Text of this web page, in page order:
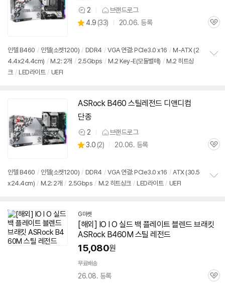
상
품
2 브랜드로그
별
4.9 (상
뷰
33) 20.06. 등록
관
인텔 B460 / 인텔(소켓1200) / DDR4 / VGA 연결: PCIe3.0 x16 / M-ATX (2
4.4x24.4cm) / M.2: 2개 / 2.5Gbps / M.2 Key-E(모듈별매) / M.2 히트싱
크 / LED라이트 / UEFI
ASRock B460 스틸레전드 디앤디컴
단종
상
품
2 브랜드로그
별
3.0 (상
2) 20.06. 등록
관
인텔 B460 / 인텔(소켓1200) / DDR4 / VGA 연결: PCIe3.0 x16 / ATX (30.5
x24.4cm) / M.2: 2개 / 2.5Gbps / M.2 히트싱크 / LED라이트 / UEFI
G마켓
[해외] IO I O 실드 백 플레이트 블렌드 브래킷
ASRock B460M 스틸 레전드
15,080원
무료배송
26.08. 등록
관